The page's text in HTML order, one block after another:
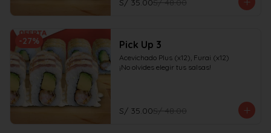
S/ 35.00S/ 48.00
-27% Pick Up 3
Acevichado Plus (x12), Furai (x12)
¡No olvides elegir tus salsas!
S/ 35.00S/ 48.00